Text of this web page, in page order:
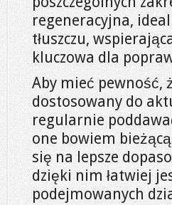
regeneracyjna,
tłuszczu,
kluczowa dla
Aby mieć
dostosowany do
regularnie
one bowiem
się na lepsze
dzięki nim łatwiej
podejmowanych